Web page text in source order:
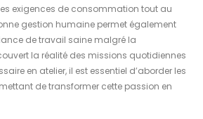
exigences de consommation tout au
gestion humaine permet également
de travail saine malgré la
la réalité des missions quotidiennes
en atelier, il est essentiel d’aborder les
de transformer cette passion en